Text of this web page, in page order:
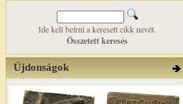
Ide kell beírni a keresett cikk nevét.
Összetett keresés
Újdonságok